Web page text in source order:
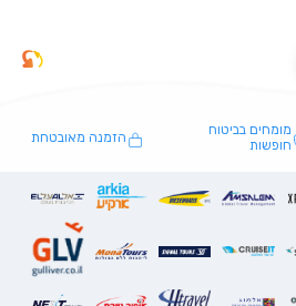
מומחים בביטוח
חופשות
הזמנה מאובטחת